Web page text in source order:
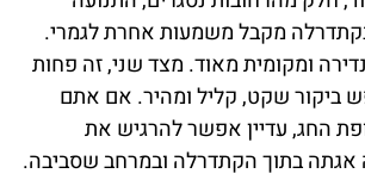
מקבל משמעות אחרת לגמרי.
ומקומית מאוד. מצד שני, זה פחות
ביקור שקט, קליל ומהיר. אם אתם
החג, עדיין אפשר להרגיש את
אגתה בתוך הקתדרלה ובמרחב שסביבה.